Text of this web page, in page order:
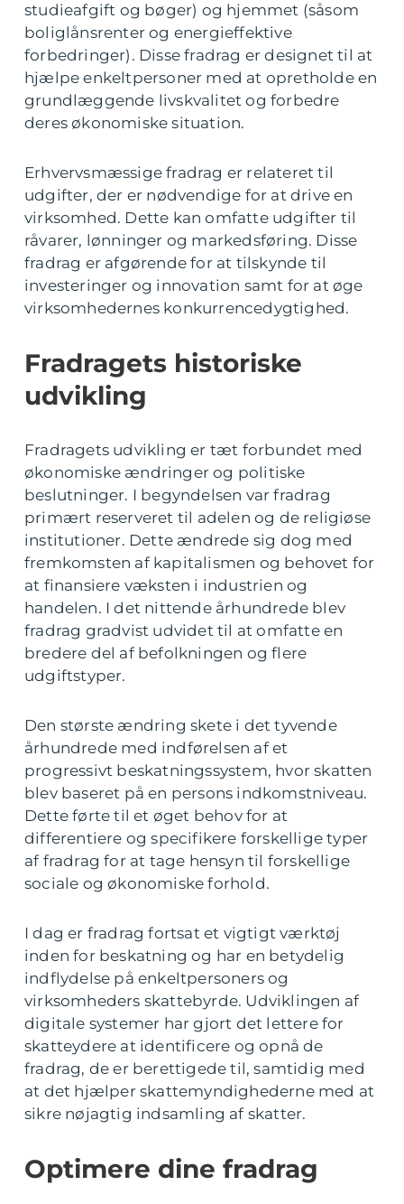
studieafgift og bøger) og hjemmet (såsom
boliglånsrenter og energieffektive
forbedringer). Disse fradrag er designet til at
hjælpe enkeltpersoner med at opretholde en
grundlæggende livskvalitet og forbedre
deres økonomiske situation.
Erhvervsmæssige fradrag er relateret til
udgifter, der er nødvendige for at drive en
virksomhed. Dette kan omfatte udgifter til
råvarer, lønninger og markedsføring. Disse
fradrag er afgørende for at tilskynde til
investeringer og innovation samt for at øge
virksomhedernes konkurrencedygtighed.
Fradragets historiske
udvikling
Fradragets udvikling er tæt forbundet med
økonomiske ændringer og politiske
beslutninger. I begyndelsen var fradrag
primært reserveret til adelen og de religiøse
institutioner. Dette ændrede sig dog med
fremkomsten af kapitalismen og behovet for
at finansiere væksten i industrien og
handelen. I det nittende århundrede blev
fradrag gradvist udvidet til at omfatte en
bredere del af befolkningen og flere
udgiftstyper.
Den største ændring skete i det tyvende
århundrede med indførelsen af et
progressivt beskatningssystem, hvor skatten
blev baseret på en persons indkomstniveau.
Dette førte til et øget behov for at
differentiere og specifikere forskellige typer
af fradrag for at tage hensyn til forskellige
sociale og økonomiske forhold.
I dag er fradrag fortsat et vigtigt værktøj
inden for beskatning og har en betydelig
indflydelse på enkeltpersoners og
virksomheders skattebyrde. Udviklingen af
digitale systemer har gjort det lettere for
skatteydere at identificere og opnå de
fradrag, de er berettigede til, samtidig med
at det hjælper skattemyndighederne med at
sikre nøjagtig indsamling af skatter.
Optimere dine fradrag